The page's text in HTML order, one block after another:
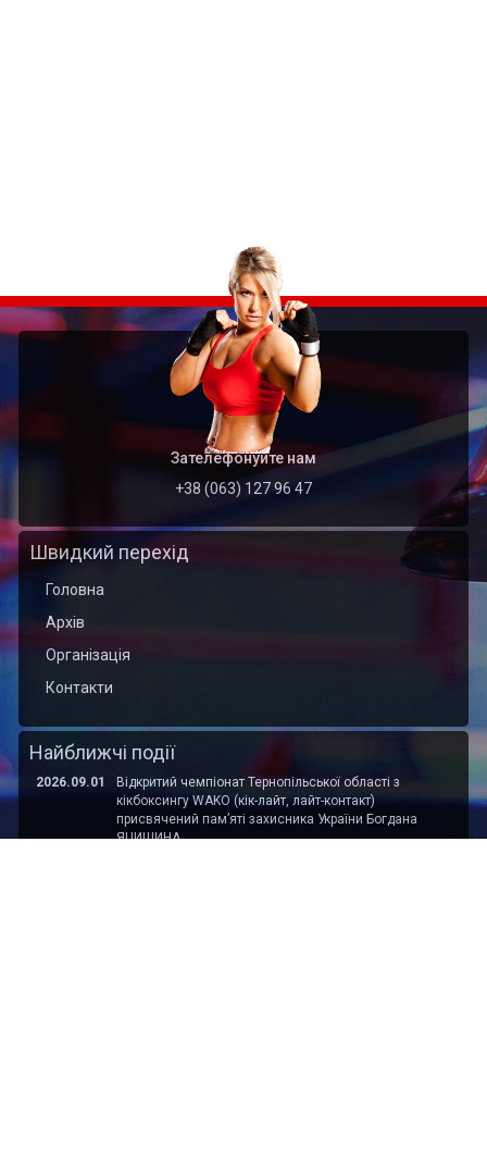
Зателефонуйте нам
+38 (063) 127 96 47
Швидкий перехід
Головна
Архів
Організація
Контакти
Найближчі події
2026.09.01
Відкритий чемпіонат Тернопільської області з
кікбоксингу WAKO (кік-лайт, лайт-контакт)
присвячений пам’яті захисника України Богдана
ЯЦИШИНА